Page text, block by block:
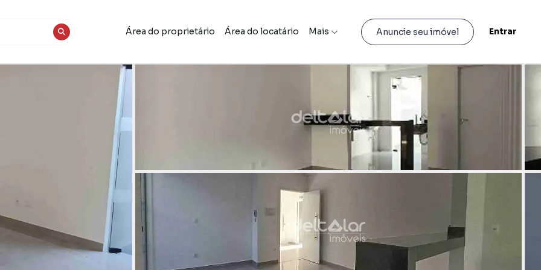
Área do proprietário Área do locatário Mais Anuncie seu imóvel Entrar